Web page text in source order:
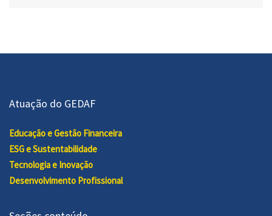
Atuação do GEDAF
Educação e Gestão Financeira
ESG e Sustentabilidade
Tecnologia e Inovação
Desenvolvimento Profissional